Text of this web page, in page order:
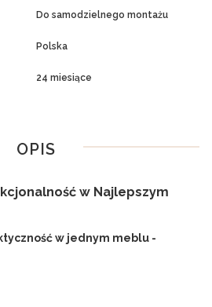
Do samodzielnego montażu
Polska
24 miesiące
OPIS
w Najlepszym
w jednym meblu -